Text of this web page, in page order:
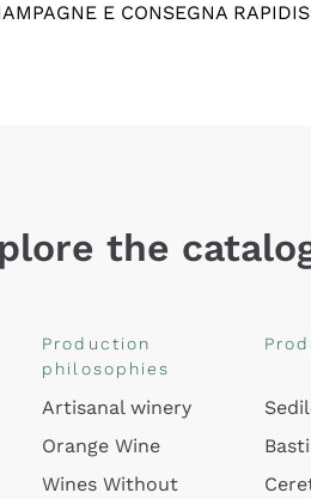
E CONSEGNA
the
Production
philosophies
Artisanal winery
Orange Wine
Wines Without